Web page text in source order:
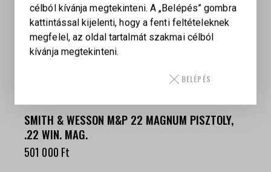
SMITH & WESSON REVOLVER 627 V-COMP .357
MAG.
1 420 000Ft
SMITH & WESSON M&P 22 MAGNUM PISZTOLY,
.22 WIN. MAG.
501 000 Ft
célból kívánja megtekinteni. A „Belépés” gombra
kattintással kijelenti, hogy a fenti feltételeknek
megfelel, az oldal tartalmát szakmai célból
kívánja megtekinteni.
BELÉPÉS